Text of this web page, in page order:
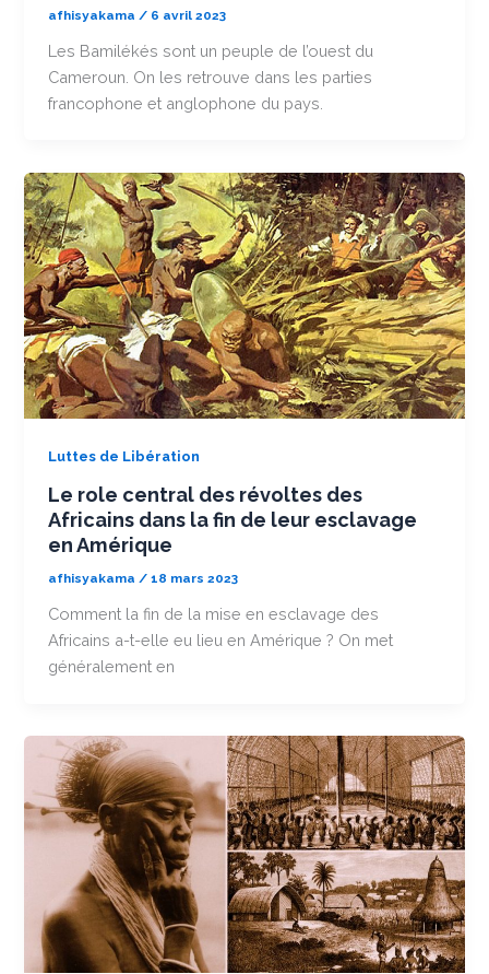
afhisyakama / 6 avril 2023
Les Bamilékés sont un peuple de l’ouest du
Cameroun. On les retrouve dans les parties
francophone et anglophone du pays.
Luttes de Libération
Le role central des révoltes des
Africains dans la fin de leur esclavage
en Amérique
afhisyakama/18 mars 2023
Comment la fin de la mise en esclavage des
Africains a-t-elle eu lieu en Amérique ? On met
généralement en